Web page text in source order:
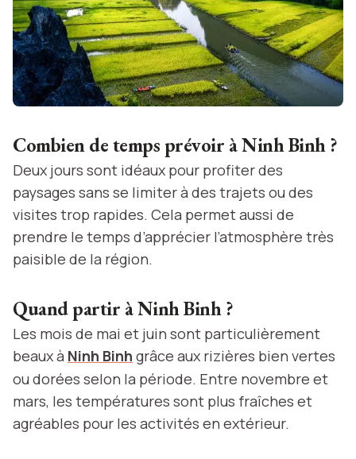
Combien de temps prévoir à Ninh Binh ?
Deux jours sont idéaux pour profiter des
paysages sans se limiter à des trajets ou des
visites trop rapides. Cela permet aussi de
prendre le temps d’apprécier l’atmosphère très
paisible de la région.
Quand partir à Ninh Binh ?
Les mois de mai et juin sont particulièrement
beaux à Ninh Binh grâce aux rizières bien vertes
ou dorées selon la période. Entre novembre et
mars, les températures sont plus fraîches et
agréables pour les activités en extérieur.